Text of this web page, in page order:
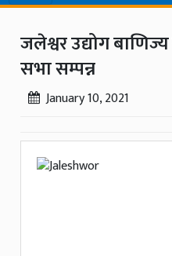
जलेश्वर उद्योग
सभा सम्पन्न
January 10, 2021